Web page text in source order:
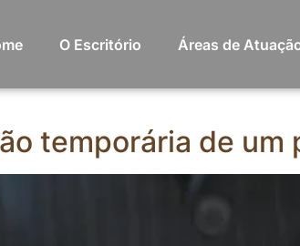
O Escritório Áreas de
temporária de um